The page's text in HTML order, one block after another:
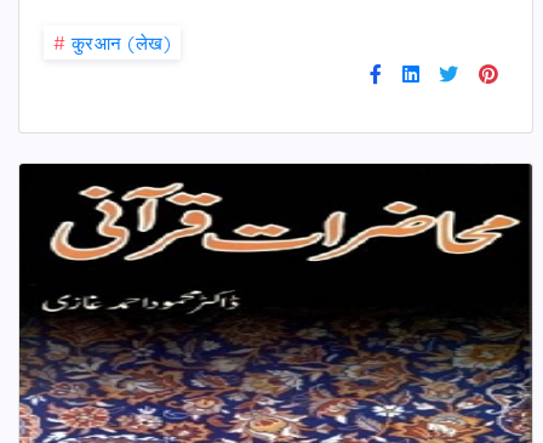
# कु़रआन (लेख)